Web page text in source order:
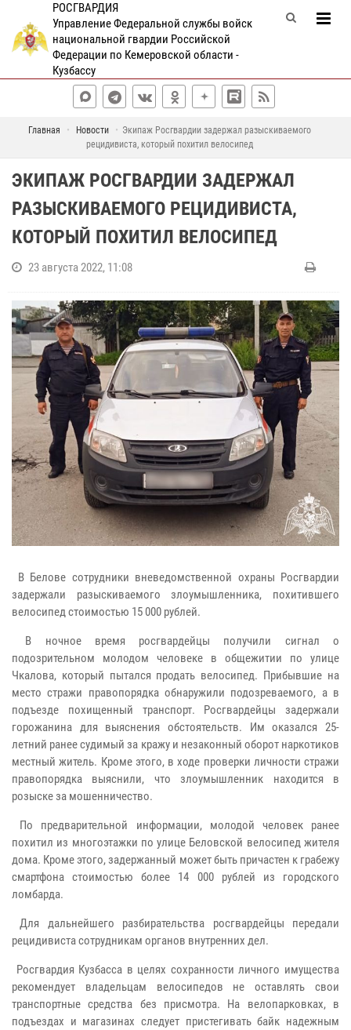
РОСГВАРДИЯ
Управление Федеральной службы войск
национальной гвардии Российской
Федерации по Кемеровской области -
Кузбассу
Главная Новости
Экипаж Росгвардии задержал разыскиваемого
рецидивиста, который похитил велосипед
ЭКИПАЖ РОСГВАРДИИ ЗАДЕРЖАЛ
РАЗЫСКИВАЕМОГО РЕЦИДИВИСТА,
КОТОРЫЙ ПОХИТИЛ ВЕЛОСИПЕД
23 августа 2022, 11:08
В Белове сотрудники вневедомственной охраны Росгвардии
задержали разыскиваемого злоумышленника, похитившего
велосипед стоимостью 15 000 рублей.
В ночное время росгвардейцы получили сигнал о
подозрительном молодом человеке в общежитии по улице
Чкалова, который пытался продать велосипед. Прибывшие на
место стражи правопорядка обнаружили подозреваемого, а в
подъезде похищенный транспорт. Росгвардейцы задержали
горожанина для выяснения обстоятельств. Им оказался 25-
летний ранее судимый за кражу и незаконный оборот наркотиков
местный житель. Кроме этого, в ходе проверки личности стражи
правопорядка выяснили, что злоумышленник находится в
розыске за мошенничество.
По предварительной информации, молодой человек ранее
похитил из многоэтажки по улице Беловской велосипед жителя
дома. Кроме этого, задержанный может быть причастен к грабежу
смартфона стоимостью более 14 000 рублей из городского
ломбарда.
Для дальнейшего разбирательства росгвардейцы передали
рецидивиста сотрудникам органов внутренних дел.
Росгвардия Кузбасса в целях сохранности личного имущества
рекомендует владельцам велосипедов не оставлять свои
транспортные средства без присмотра. На велопарковках, в
подъездах и магазинах следует пристегивать байк надежным